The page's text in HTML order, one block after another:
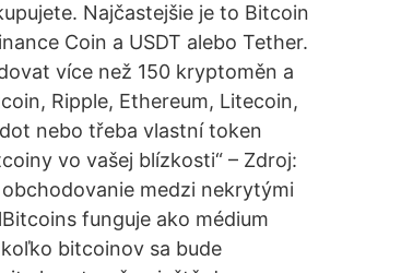
Najčastejšie je to Bitcoin
Coin a USDT alebo Tether.
více než 150 kryptoměn a
Ripple, Ethereum, Litecoin,
nebo třeba vlastní token
vo vašej blízkosti“ – Zdroj:
medzi nekrytými
funguje ako médium
bitcoinov sa bude